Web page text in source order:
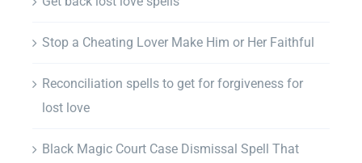
Stop a Cheating Lover Make Him or Her Faithful
Reconciliation spells to get for forgiveness for
lost love
Black Magic Court Case Dismissal Spell That